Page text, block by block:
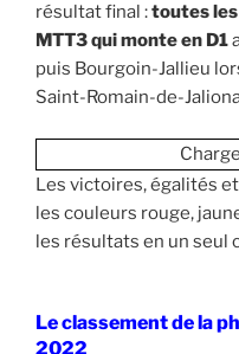
résultat final :toutes
MTT3 qui monte en D1
puis Bourgoin-Jallieu
Saint-Romain-de-
Les victoires, égalités
les couleurs rouge,
les résultats en un seul
Le classement de la
2022